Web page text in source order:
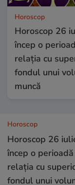
Horoscop
Horoscop 26
încep o
relația cu
fondul unui
muncă
Horoscop
Horoscop 26
încep o
relația cu
fondul unui